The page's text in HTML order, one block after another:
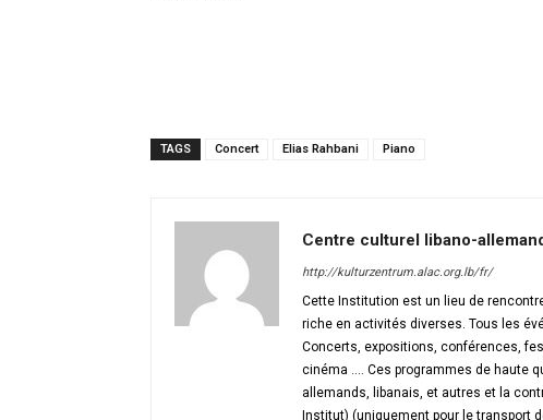
TAGS Concert Elias Rahbani Piano
Centre culturel libano-
http://kulturzentrum.alac.org.lb/fr/
Cette Institution est un lieu de
riche en activités diverses. Tous les
Concerts, expositions, conférences,
cinéma …. Ces programmes de haute
allemands, libanais, et autres et la
Institut) (uniquement pour le transport